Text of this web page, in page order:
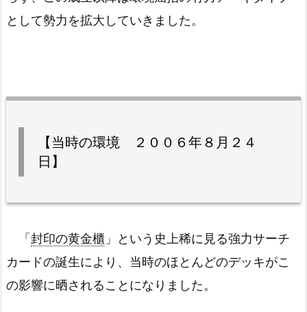
として勢力を拡大していきました。
【当時の環境 ２００６年８月２４
日】
「 封印の黄金櫃 」という史上稀に見る強力サーチ
カードの誕生により、当時のほとんどのデッキがこ
の影響に晒されることになりました。